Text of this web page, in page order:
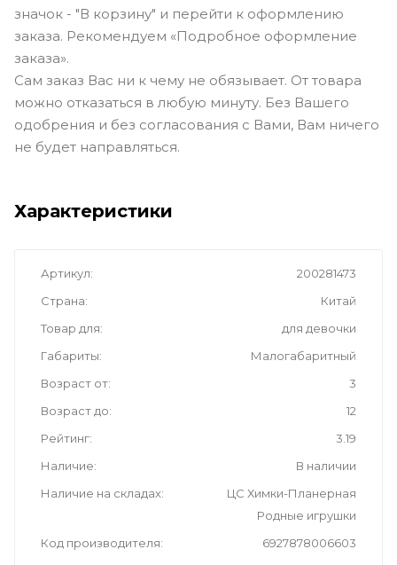
значок - "В корзину" и перейти к оформлению
заказа. Рекомендуем «Подробное оформление
заказа».
Сам заказ Вас ни к чему не обязывает. От товара
можно отказаться в любую минуту. Без Вашего
одобрения и без согласования с Вами, Вам ничего
не будет направляться.
Характеристики
Артикул
200281473
Страна
Китай
Товар для
для девочки
Габариты
Малогабаритный
Возраст от
3
Возраст до
12
Рейтинг
3.19
Наличие
В наличии
Наличие на складах
ЦС Химки-Планерная
Родные игрушки
Код производителя
6927878006603